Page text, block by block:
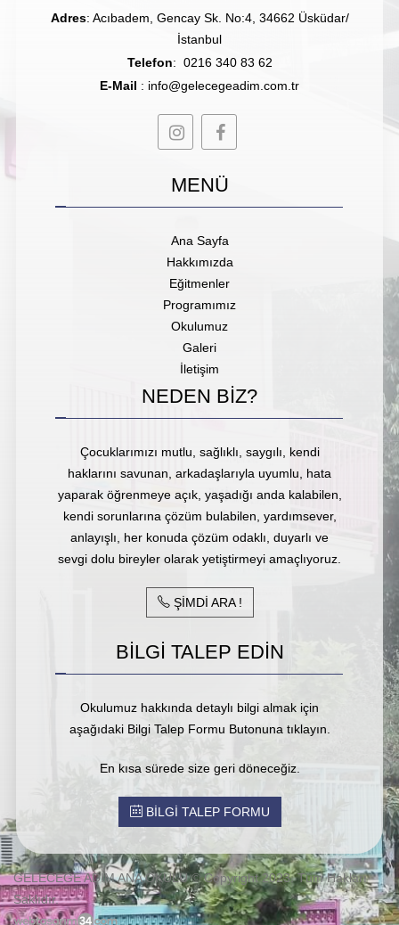
Adres: Acıbadem, Gencay Sk. No:4, 34662 Üsküdar/
İstanbul
Telefon: 0216 340 83 62
E-Mail : info@gelecegeadim.com.tr
MENÜ
Ana Sayfa
Hakkımızda
Eğitmenler
Programımız
Okulumuz
Galeri
İletişim
NEDEN BİZ?
Çocuklarımızı mutlu, sağlıklı, saygılı, kendi
haklarını savunan, arkadaşlarıyla uyumlu, hata
yaparak öğrenmeye açık, yaşadığı anda kalabilen,
kendi sorunlarına çözüm bulabilen, yardımsever,
anlayışlı, her konuda çözüm odaklı, duyarlı ve
sevgi dolu bireyler olarak yetiştirmeyi amaçlıyoruz.
ŞİMDİ ARA !
BİLGİ TALEP EDİN
Okulumuz hakkında detaylı bilgi almak için
aşağıdaki Bilgi Talep Formu Butonuna tıklayın.
En kısa sürede size geri döneceğiz.
BİLGİ TALEP FORMU
GELECEĞE ADIM ANA OKULU © Copyright 2023. Tüm Hakları
Saklıdır.